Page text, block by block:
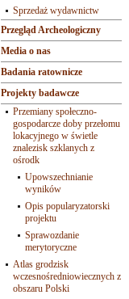
Sprzedaż wydawnictw
Przegląd Archeologiczny
Media o nas
Badania ratownicze
Projekty badawcze
Przemiany społeczno-
gospodarcze doby przełomu
lokacyjnego w świetle
znalezisk szklanych z
ośrodk
Upowszechnianie
wyników
Opis popularyzatorski
projektu
Sprawozdanie
merytoryczne
Atlas grodzisk
wczesnośredniowiecznych z
obszaru Polski